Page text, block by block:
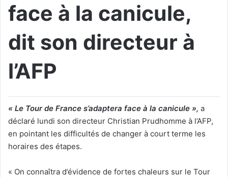
face à la canicule,
dit son directeur à
l’AFP
« Le Tour de France s’adaptera face à la canicule », a
déclaré lundi son directeur Christian Prudhomme à l’AFP,
en pointant les difficultés de changer à court terme les
horaires des étapes.
« On connaîtra d’évidence de fortes chaleurs sur le Tour